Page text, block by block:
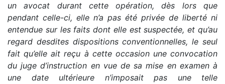
un avocat durant cette opération, dès lors que
pendant celle-ci, elle n’a pas été privée de liberté ni
entendue sur les faits dont elle est suspectée, et qu’au
regard desdites dispositions conventionnelles, le seul
fait qu’elle ait reçu à cette occasion une convocation
du juge d’instruction en vue de sa mise en examen à
une date ultérieure n’imposait pas une telle